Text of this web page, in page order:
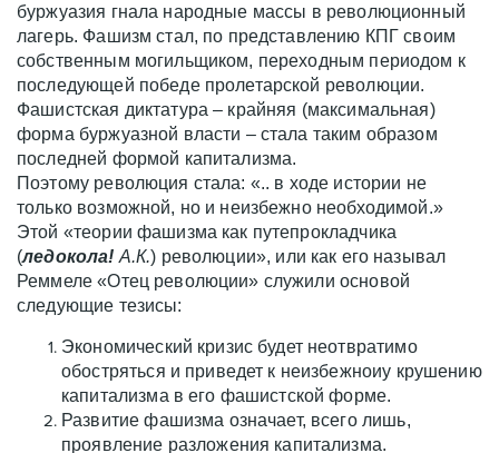
буржуазия гнала народные массы в революционный
лагерь. Фашизм стал, по представлению КПГ своим
собственным могильщиком, переходным периодом к
последующей победе пролетарской революции.
Фашистская диктатура – крайняя (максимальная)
форма буржуазной власти – стала таким образом
последней формой капитализма.
Поэтому революция стала: «.. в ходе истории не
только возможной, но и неизбежно необходимой.»
Этой «теории фашизма как путепрокладчика
(ледокола! А.К.) революции», или как его называл
Реммеле «Отец революции» служили основой
следующие тезисы:
Экономический кризис будет неотвратимо
обостряться и приведет к неизбежноиу крушению
капитализма в его фашистской форме.
Развитие фашизма означает, всего лишь,
проявление разложения капитализма.